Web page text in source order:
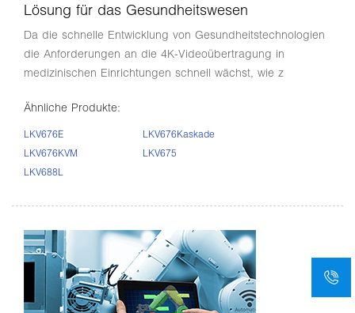
Lösung für das Gesundheitswesen
Da die schnelle Entwicklung von Gesundheitstechnologien
die Anforderungen an die 4K-Videoübertragung in
medizinischen Einrichtungen schnell wächst, wie z
Ähnliche Produkte:
LKV676E
LKV676Kaskade
LKV676KVM
LKV675
LKV688L